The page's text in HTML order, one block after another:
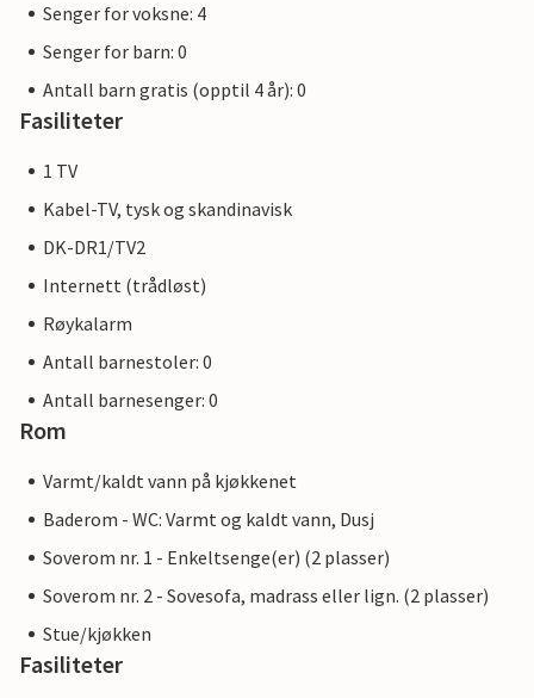
Senger for voksne: 4
Senger for barn: 0
Antall barn gratis (opptil 4 år): 0
Fasiliteter
1 TV
Kabel-TV, tysk og skandinavisk
DK-DR1/TV2
Internett (trådløst)
Røykalarm
Antall barnestoler: 0
Antall barnesenger: 0
Rom
Varmt/kaldt vann på kjøkkenet
Baderom - WC: Varmt og kaldt vann, Dusj
Soverom nr. 1 - Enkeltsenge(er) (2 plasser)
Soverom nr. 2 - Sovesofa, madrass eller lign. (2 plasser)
Stue/kjøkken
Fasiliteter